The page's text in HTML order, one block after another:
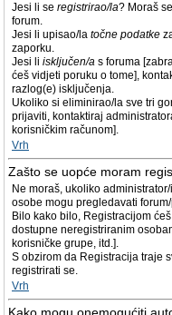
Jesi li se registrirao/la? Moraš
forum.
Jesi li upisao/la točne podatke
zaporku.
Jesi li isključen/a s foruma
ćeš vidjeti poruku o tome],
razlog(e) isključenja.
Ukoliko si eliminirao/la sve tri
prijaviti, kontaktiraj
korisničkim računom].
Vrh
Zašto se uopće moram
Ne moraš, ukoliko
osobe mogu pregledavati
Bilo kako bilo, Registracijom
dostupne neregistriranim
korisničke grupe, itd.].
S obzirom da Registracija traje
registrirati se.
Vrh